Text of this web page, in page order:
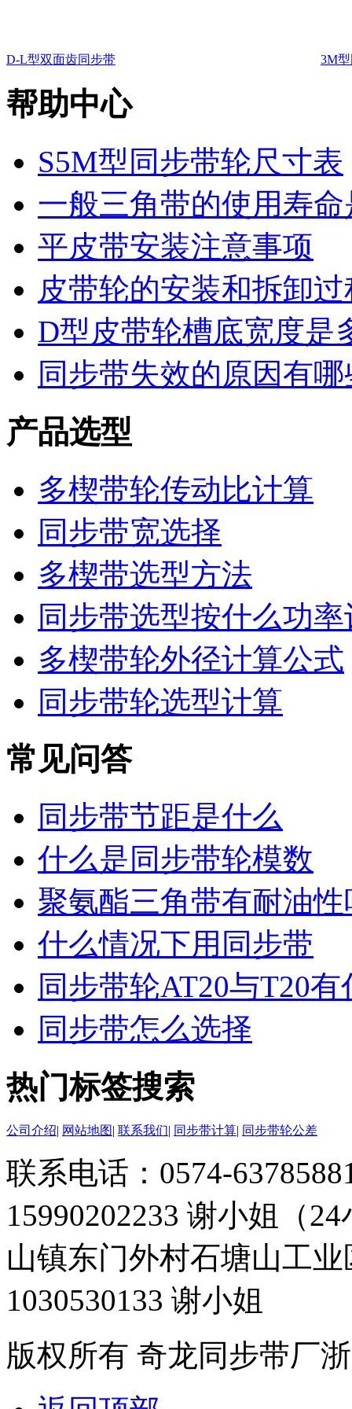
D-L型双面齿同步带 3M
帮助中心
S5M型同步带轮尺寸表
一般三角带的使用寿命
平皮带安装注意事项
皮带轮的安装和拆卸过
D型皮带轮槽底宽度是
同步带失效的原因有哪
产品选型
多楔带轮传动比计算
同步带宽选择
多楔带选型方法
同步带选型按什么功率
多楔带轮外径计算公式
同步带轮选型计算
常见问答
同步带节距是什么
什么是同步带轮模数
聚氨酯三角带有耐油性
什么情况下用同步带
同步带轮AT20与T20有
同步带怎么选择
热门标签搜索
公司介绍| 网站地图| 联系我们| 同步带计算| 同步带轮公差
联系电话：0574-
15990202233 谢小姐（
山镇东门外村石塘山工
1030530133 谢小姐
版权所有 奇龙同步带厂